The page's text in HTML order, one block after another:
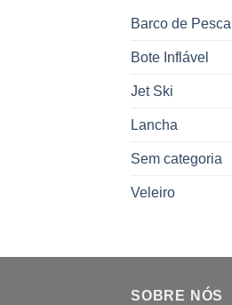
Barco de Pesca
Bote Inflável
Jet Ski
Lancha
Sem categoria
Veleiro
SOBRE NÓS